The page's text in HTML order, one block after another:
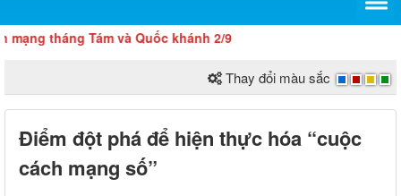
tháng Tám và Quốc khánh 2/9
Thay đổi màu sắc
Điểm đột phá để hiện thực hóa “cuộc
cách mạng số”